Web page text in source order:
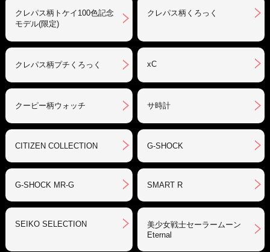
クレパス柄トケイ100色記念
モデル(限定)
クレパス柄くろっく
クレパス柄プチくろっく xC
クーピー柄ウォッチ サ時計
CITIZEN COLLECTION G-SHOCK
G-SHOCK MR-G SMART R
SEIKO SELECTION
美少女戦士セーラームーン
Eternal